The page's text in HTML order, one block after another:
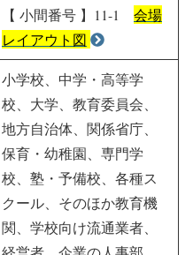
【 小間番号 】11-1 会場
レイアウト図
小学校、中学・高等学
校、大学、教育委員会、
地方自治体、関係省庁、
保育・幼稚園、専門学
校、塾・予備校、各種ス
クール、そのほか教育機
関、学校向け流通業者、